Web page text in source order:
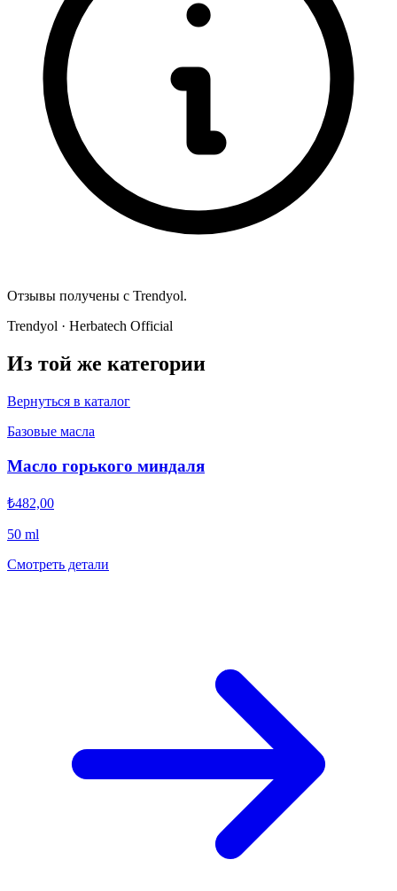
Отзывы получены с Trendyol.
Trendyol · Herbatech Official
Из той же категории
Вернуться в каталог
Базовые масла
Масло горького миндаля
₺482,00
50 ml
Смотреть детали